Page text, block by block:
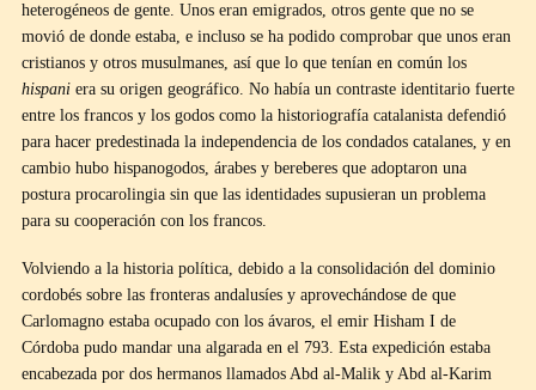
heterogéneos de gente. Unos eran emigrados, otros gente que no se
movió de donde estaba, e incluso se ha podido comprobar que unos eran
cristianos y otros musulmanes, así que lo que tenían en común los
hispani era su origen geográfico. No había un contraste identitario fuerte
entre los francos y los godos como la historiografía catalanista defendió
para hacer predestinada la independencia de los condados catalanes, y en
cambio hubo hispanogodos, árabes y bereberes que adoptaron una
postura procarolingia sin que las identidades supusieran un problema
para su cooperación con los francos.
Volviendo a la historia política, debido a la consolidación del dominio
cordobés sobre las fronteras andalusíes y aprovechándose de que
Carlomagno estaba ocupado con los ávaros, el emir Hisham I de
Córdoba pudo mandar una algarada en el 793. Esta expedición estaba
encabezada por dos hermanos llamados Abd al-Malik y Abd al-Karim